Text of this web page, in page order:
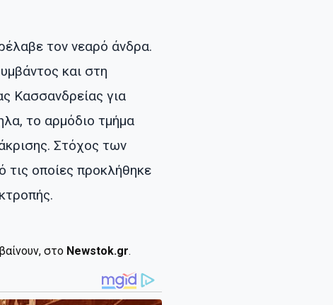
τον νεαρό άνδρα.
και στη
Κασσανδρείας για
το αρμόδιο τμήμα
Στόχος των
οποίες προκλήθηκε
στο Newstok.gr.